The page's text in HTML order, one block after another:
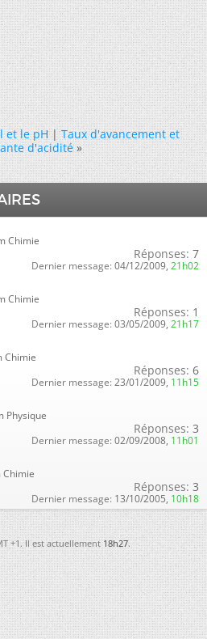
et le pH|Taux d'avancement et
d'acidité »
Chimie
Réponses: 7
Dernier message: 04/12/2009, 21h02
Chimie
Réponses: 1
Dernier message: 03/05/2009, 21h17
Chimie
Réponses: 6
Dernier message: 23/01/2009, 11h15
Physique
Réponses: 3
Dernier message: 02/09/2008, 11h01
Réponses: 3
Dernier message: 13/10/2005, 10h18
+1. Il est actuellement18h27.